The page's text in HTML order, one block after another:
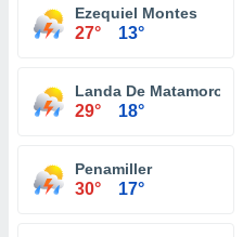
Ezequiel Montes
27° 13°
Landa De Matamoros
29° 18°
Penamiller
30° 17°